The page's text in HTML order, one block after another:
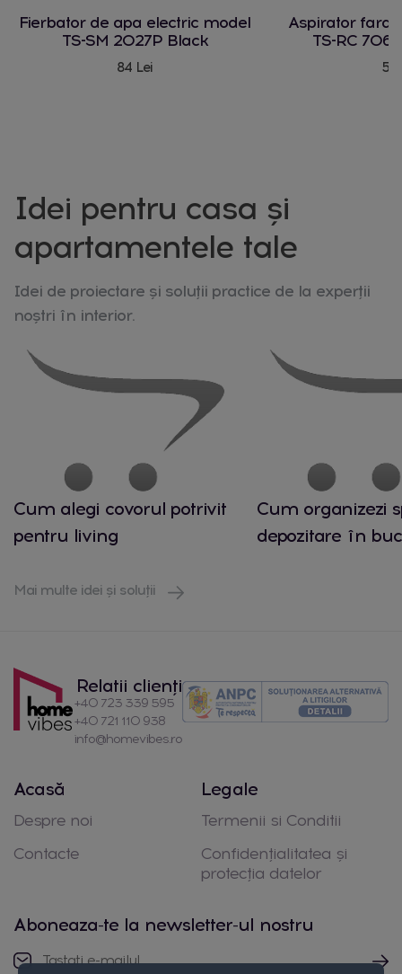
Fierbator de apa electric model
TS-SM 2027P Black
84 Lei
Aspirator fara
TS-RC 706
Idei pentru casa și
apartamentele tale
Idei de proiectare și soluții practice de la experții
noștri în interior.
Cum alegi covorul potrivit
pentru living
Cum organizezi
depozitare în
Mai multe idei și soluții
Relatii clienți
+40 723 339 595
+40 721 110 938
info@homevibes.ro
Acasă
Despre noi
Contacte
Legale
Termenii si Conditii
Confidențialitatea și
protecția datelor
Aboneaza-te la newsletter-ul nostru